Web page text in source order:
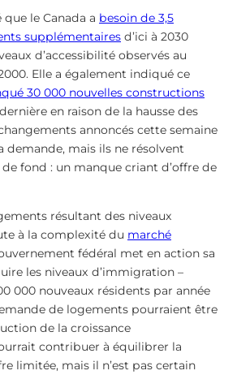
que le Canada a besoin de 3,5
supplémentaires d’ici à 2030
d’accessibilité observés au
Elle a également indiqué ce
30 000 nouvelles constructions
en raison de la hausse des
annoncés cette semaine
demande, mais ils ne résolvent
fond : un manque criant d’offre de
résultant des niveaux
à la complexité du marché
fédéral met en action sa
les niveaux d’immigration –
000 nouveaux résidents par année
de logements pourraient être
de la croissance
contribuer à équilibrer la
limitée, mais il n’est pas certain